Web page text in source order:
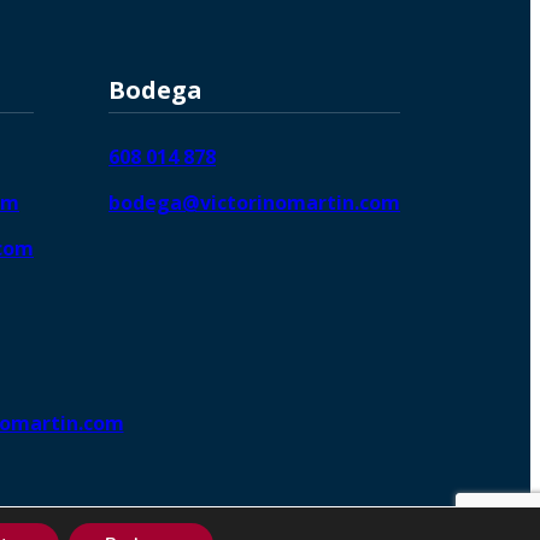
Bodega
608 014 878
bodega@victorinomartin.com
DigitalGrowthⓇ